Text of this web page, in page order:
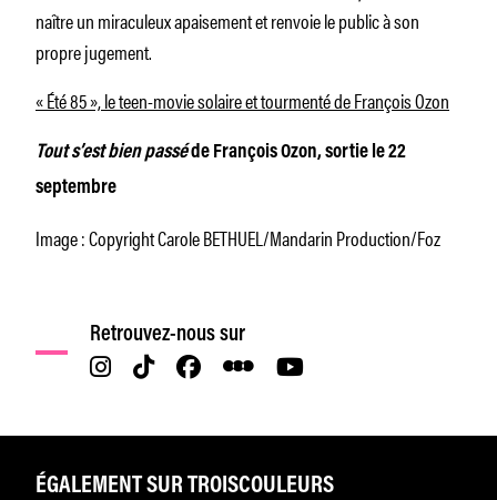
naître un miraculeux apaisement et renvoie le public à son
propre jugement.
« Été 85 », le teen-movie solaire et tourmenté de François Ozon
Tout s’est bien passéde François Ozon, sortie le 22
septembre
Image : Copyright Carole BETHUEL/Mandarin Production/Foz
Retrouvez-nous sur
ÉGALEMENT SUR TROISCOULEURS